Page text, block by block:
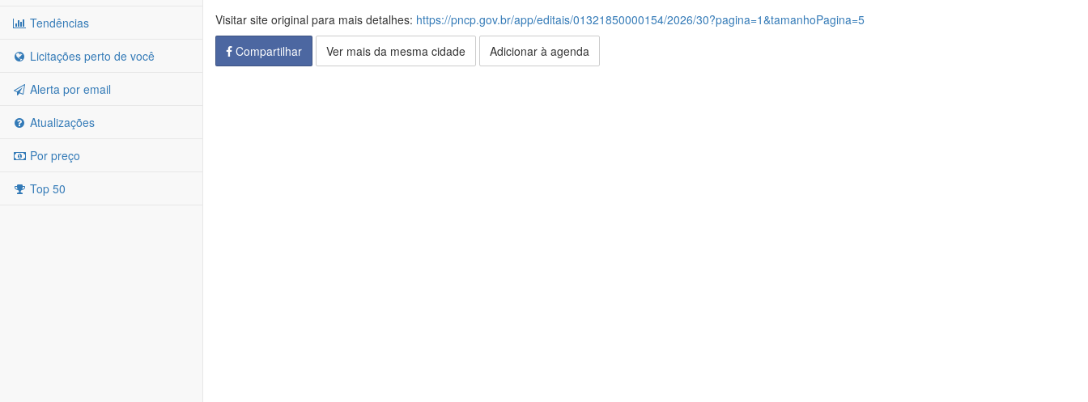
Tendências
Licitações perto de você
Alerta por email
Atualizações
Por preço
Top 50
Visitar site original para mais detalhes: https://pncp.gov.br/app/editais/01321850000154/2026/30?pagina=1&tamanhoPagina=5
Compartilhar
Ver mais da mesma cidade Adicionar à agenda